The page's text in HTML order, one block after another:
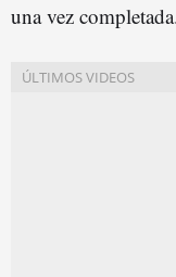
una vez